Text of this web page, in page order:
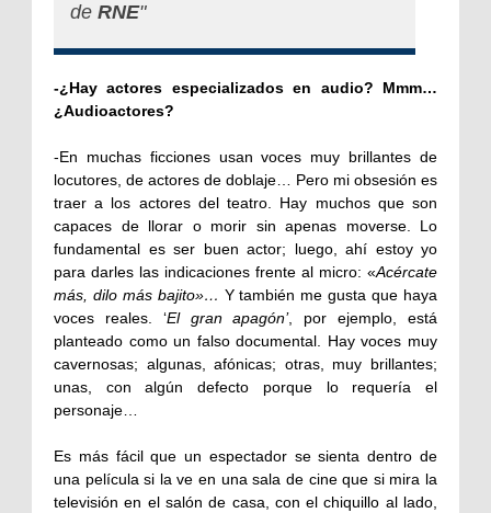
de RNE"
-¿Hay actores especializados en audio? Mmm…
¿Audioactores?
-En muchas ficciones usan voces muy brillantes de
locutores, de actores de doblaje… Pero mi obsesión es
traer a los actores del teatro. Hay muchos que son
capaces de llorar o morir sin apenas moverse. Lo
fundamental es ser buen actor; luego, ahí estoy yo
para darles las indicaciones frente al micro: «Acércate
más, dilo más bajito»… Y también me gusta que haya
voces reales. ‘El gran apagón’, por ejemplo, está
planteado como un falso documental. Hay voces muy
cavernosas; algunas, afónicas; otras, muy brillantes;
unas, con algún defecto porque lo requería el
personaje…
Es más fácil que un espectador se sienta dentro de
una película si la ve en una sala de cine que si mira la
televisión en el salón de casa, con el chiquillo al lado,